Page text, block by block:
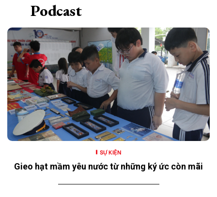
Podcast
SỰ KIỆN
Gieo hạt mầm yêu nước từ những ký ức còn mãi